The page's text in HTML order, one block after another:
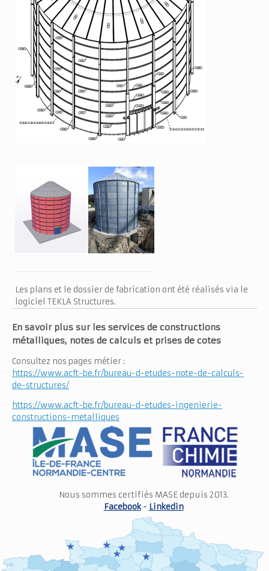
Les plans et le dossier de fabrication ont été réalisés via le
logiciel TEKLA Structures.
En savoir plus sur les services de constructions
métalliques, notes de calculs et prises de cotes
Consultez nos pages métier :
https://www.acft-be.fr/bureau-d-etudes-note-de-calculs-
de-structures/
https://www.acft-be.fr/bureau-d-etudes-ingenierie-
constructions-metalliques
Nous sommes certifiés MASE depuis 2013.
Facebook- Linkedin